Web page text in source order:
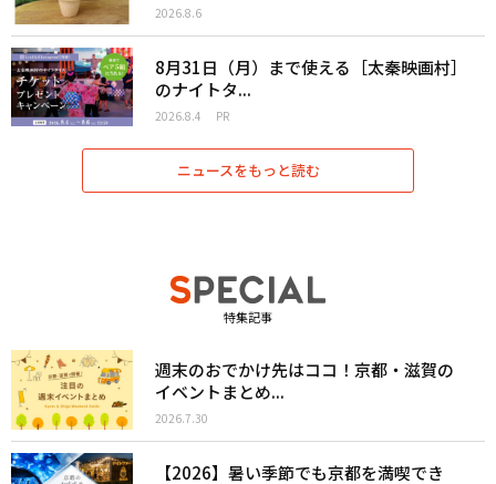
2026.8.6
8月31日（月）まで使える［太秦映画村］
のナイトタ...
2026.8.4 PR
ニュースをもっと読む
特集記事
週末のおでかけ先はココ！京都・滋賀の
イベントまとめ...
2026.7.30
【2026】暑い季節でも京都を満喫でき